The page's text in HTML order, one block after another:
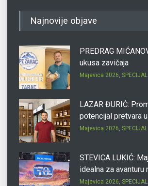
Najnovije objave
PREDRAG
ukusa zavičaja
Majevica 2026, SPECIJAL
LAZAR ĐURIĆ:
potencijal pretvara
Majevica 2026, SPECIJAL
STEVICA LUKIĆ:
idealna za avanturu
Majevica 2026, SPECIJAL